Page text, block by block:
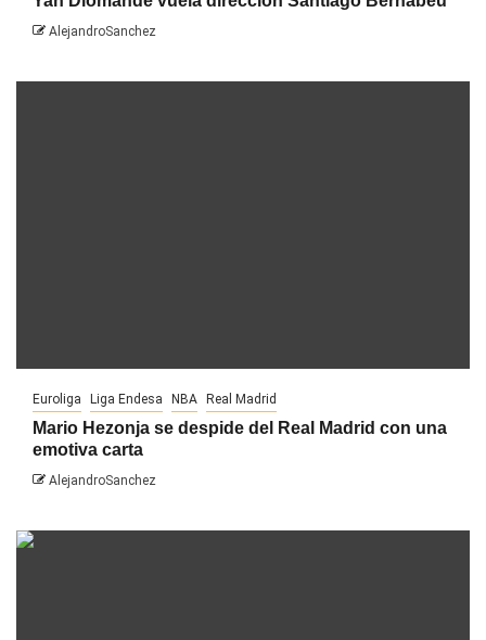
AlejandroSanchez
Euroliga Liga Endesa NBA Real Madrid
Mario Hezonja se despide del Real Madrid con una
emotiva carta
AlejandroSanchez